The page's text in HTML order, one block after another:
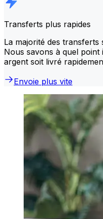
Transferts plus rapides
La majorité des transferts
Nous savons à quel
argent soit livré
Envoie plus vite